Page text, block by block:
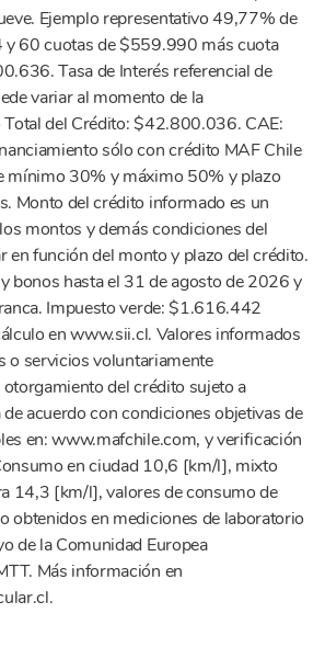
Ejemplo representativo 49,77% de
60 cuotas de $559.990 más cuota
Tasa de Interés referencial de
variar al momento de la
del Crédito: $42.800.036. CAE:
sólo con crédito MAF Chile
mínimo 30% y máximo 50% y plazo
Monto del crédito informado es un
montos y demás condiciones del
en función del monto y plazo del crédito.
bonos hasta el 31 de agosto de 2026 y
Impuesto verde: $1.616.442
en www.sii.cl. Valores informados
o servicios voluntariamente
del crédito sujeto a
acuerdo con condiciones objetivas de
en: www.mafchile.com, y verificación
en ciudad 10,6 [km/l], mixto
14,3 [km/l], valores de consumo de
obtenidos en mediciones de laboratorio
de la Comunidad Europea
Más información en